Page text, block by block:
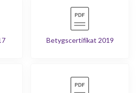
Betygscertifikat 2019